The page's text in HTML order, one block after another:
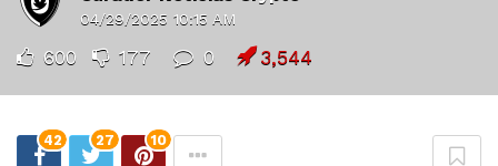
04/29/2025 10:15 AM
600 177 0 3,544
42 27 10